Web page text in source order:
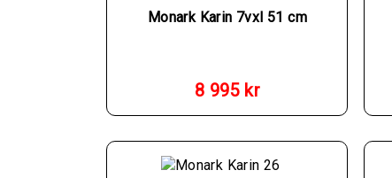
Monark Karin 7vxl 51 cm
8 995 kr